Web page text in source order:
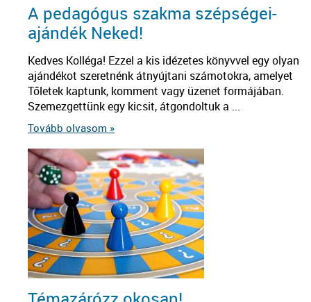
A pedagógus szakma szépségei-
ajándék Neked!
Kedves Kolléga! Ezzel a kis idézetes könyvvel egy olyan
ajándékot szeretnénk átnyújtani számotokra, amelyet
Tőletek kaptunk, komment vagy üzenet formájában.
Szemezgettünk egy kicsit, átgondoltuk a ...
Tovább olvasom »